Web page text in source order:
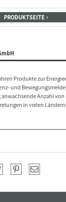
PRODUKTSEITE
Produkte zur
und
Anzahl von
in vielen